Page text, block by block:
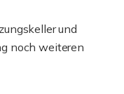
und
noch weiteren